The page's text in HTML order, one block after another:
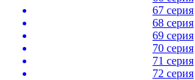
67 серия
68 серия
69 серия
70 серия
71 серия
72 серия